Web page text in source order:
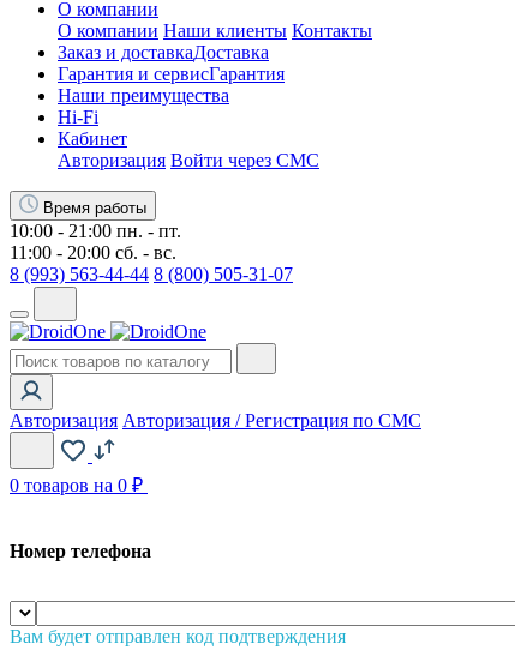
О компании
О компании Наши клиенты Контакты
Заказ и доставкаДоставка
Гарантия и сервисГарантия
Наши преимущества
Hi-Fi
Кабинет
Авторизация Войти через СМС
Время работы
10:00 - 21:00 пн. - пт.
11:00 - 20:00 сб. - вс.
8 (993) 563-44-44 8 (800) 505-31-07
Авторизация Авторизация / Регистрация по СМС
0 товаров на 0 ₽
Номер телефона
Вам будет отправлен код подтверждения